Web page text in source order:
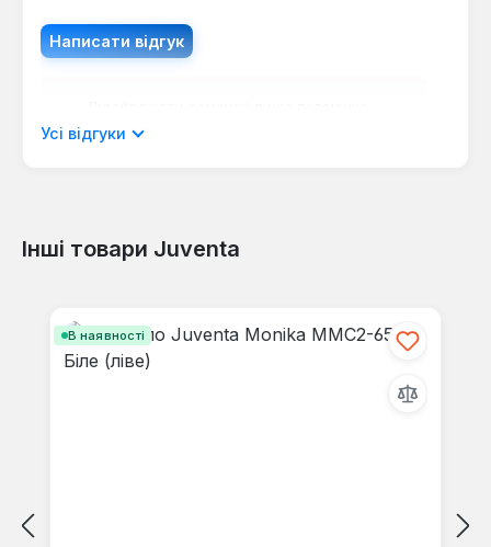
Написати відгук
мовою.
Відгуків не знайдено. Поділіться
Усі відгуки
Інші товари Juventa
В наявності